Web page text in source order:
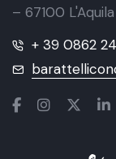
– 67100 L'Aquila
+ 39 0862